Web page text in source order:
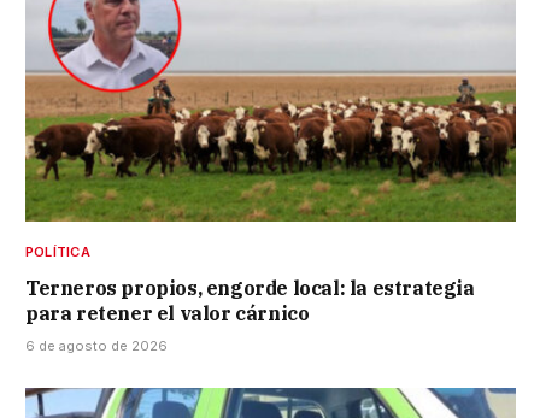
POLÍTICA
Terneros propios, engorde local: la estrategia
para retener el valor cárnico
6 de agosto de 2026